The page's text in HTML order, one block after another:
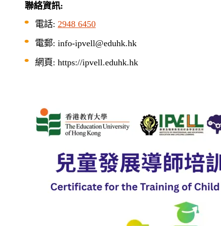
聯絡資訊:
電話: 2948 6450
電郵: info-ipvell@eduhk.hk
網頁: https://ipvell.eduhk.hk